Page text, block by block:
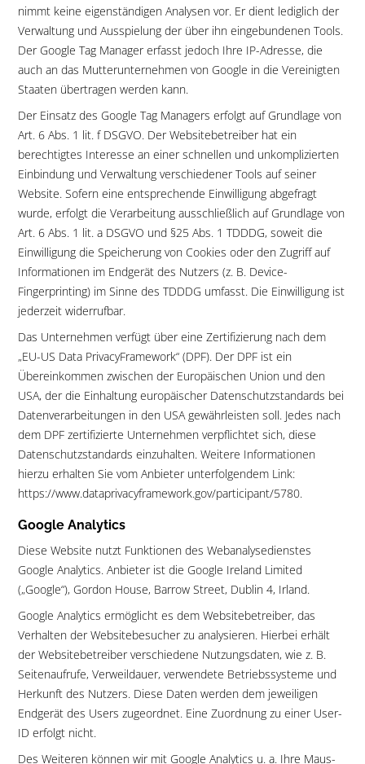
nimmt keine eigenständigen Analysen vor. Er dient lediglich der
Verwaltung und Ausspielung der über ihn eingebundenen Tools.
Der Google Tag Manager erfasst jedoch Ihre IP-Adresse, die
auch an das Mutterunternehmen von Google in die Vereinigten
Staaten übertragen werden kann.
Der Einsatz des Google Tag Managers erfolgt auf Grundlage von
Art. 6 Abs. 1 lit. f DSGVO. Der Websitebetreiber hat ein
berechtigtes Interesse an einer schnellen und unkomplizierten
Einbindung und Verwaltung verschiedener Tools auf seiner
Website. Sofern eine entsprechende Einwilligung abgefragt
wurde, erfolgt die Verarbeitung ausschließlich auf Grundlage von
Art. 6 Abs. 1 lit. a DSGVO und §25 Abs. 1 TDDDG, soweit die
Einwilligung die Speicherung von Cookies oder den Zugriff auf
Informationen im Endgerät des Nutzers (z. B. Device-
Fingerprinting) im Sinne des TDDDG umfasst. Die Einwilligung ist
jederzeit widerrufbar.
Das Unternehmen verfügt über eine Zertifizierung nach dem
„EU-US Data PrivacyFramework“ (DPF). Der DPF ist ein
Übereinkommen zwischen der Europäischen Union und den
USA, der die Einhaltung europäischer Datenschutzstandards bei
Datenverarbeitungen in den USA gewährleisten soll. Jedes nach
dem DPF zertifizierte Unternehmen verpflichtet sich, diese
Datenschutzstandards einzuhalten. Weitere Informationen
hierzu erhalten Sie vom Anbieter unterfolgendem Link:
https://www.dataprivacyframework.gov/participant/5780.
Google Analytics
Diese Website nutzt Funktionen des Webanalysedienstes
Google Analytics. Anbieter ist die Google Ireland Limited
(„Google“), Gordon House, Barrow Street, Dublin 4, Irland.
Google Analytics ermöglicht es dem Websitebetreiber, das
Verhalten der Websitebesucher zu analysieren. Hierbei erhält
der Websitebetreiber verschiedene Nutzungsdaten, wie z. B.
Seitenaufrufe, Verweildauer, verwendete Betriebssysteme und
Herkunft des Nutzers. Diese Daten werden dem jeweiligen
Endgerät des Users zugeordnet. Eine Zuordnung zu einer User-
ID erfolgt nicht.
Des Weiteren können wir mit Google Analytics u. a. Ihre Maus-